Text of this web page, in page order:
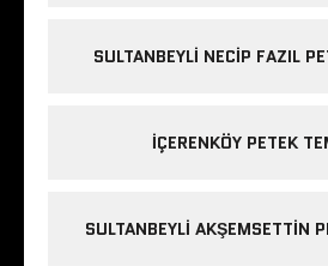
SULTANBEYLI NECIP FAZIL
IÇERENKÖY PETEK
SULTANBEYLI AKŞEMSETTIN